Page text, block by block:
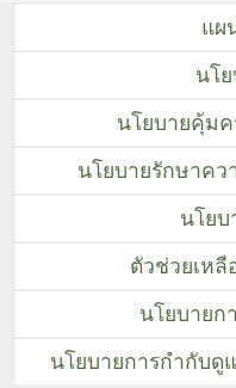
แผ
นโ
นโยบายคุ้ม
นโยบายรักษาค
นโยบ
ตัวช่วยเหลื
นโยบายก
นโยบายการกำกับดู